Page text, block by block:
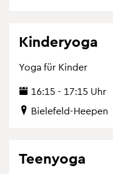
Kin­de­ryo­ga
Yoga für Kin­der
16:15 - 17:15 Uhr
Bie­le­feld-Hee­pen
Teen­yo­ga